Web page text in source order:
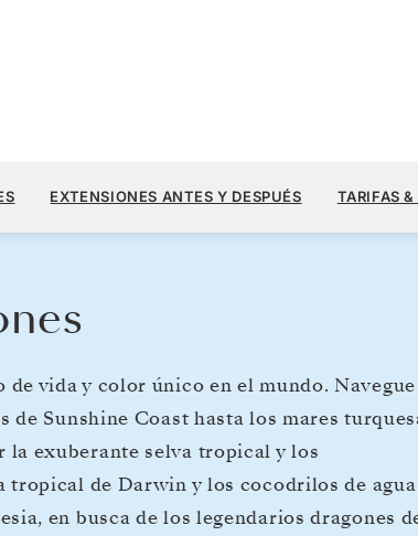
18 DIAS
POR
EXTENSIONES ANTES Y DESPUÉS TARIFAS &
vida y color único en el mundo. Navegue
de Sunshine Coast hasta los mares
la exuberante selva tropical y los
de Darwin y los cocodrilos de agua
en busca de los legendarios dragones